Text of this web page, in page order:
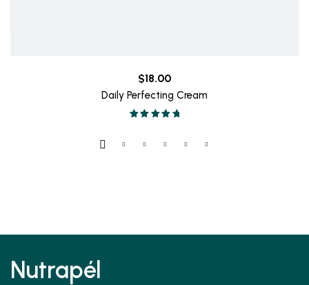
$18.00
Daily Perfecting Cream
Nutrapél